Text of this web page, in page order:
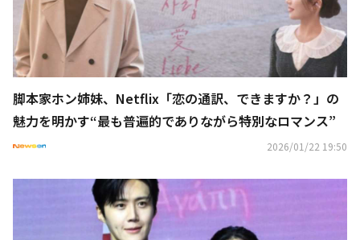
脚本家ホン姉妹、Netflix「恋の通訳、できますか？」の
魅力を明かす“最も普遍的でありながら特別なロマンス”
2026/01/22 19:50